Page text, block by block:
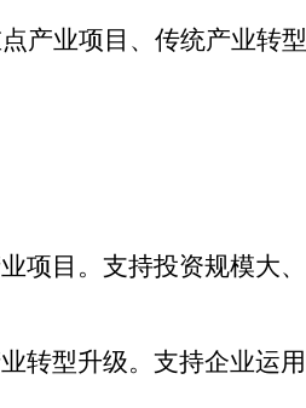
产业项目、传统产业转
项目。支持投资规模大
转型升级。支持企业运